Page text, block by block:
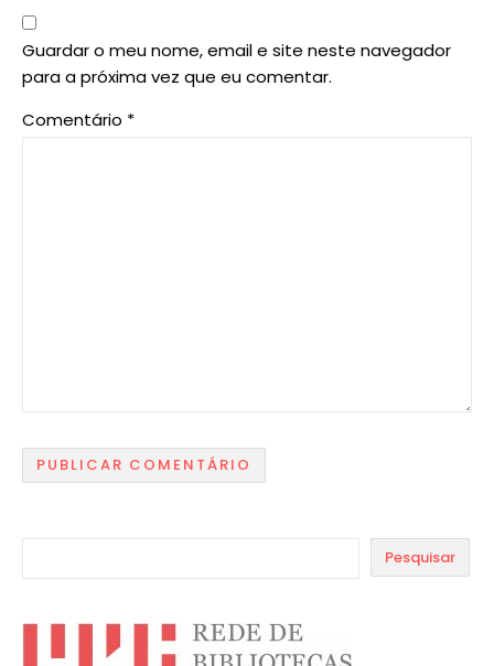
Guardar o meu nome, email e site neste navegador
para a próxima vez que eu comentar.
Comentário *
Pesquisar